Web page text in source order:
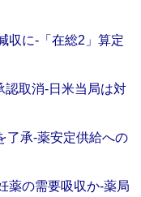
収に‐「在総2」算定
認取消‐日米当局は対
了承‐薬安定供給への
薬の需要吸収か‐薬局